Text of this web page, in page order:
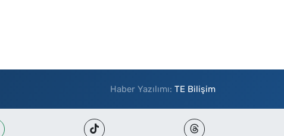
Haber Yazılımı:TE Bilişim